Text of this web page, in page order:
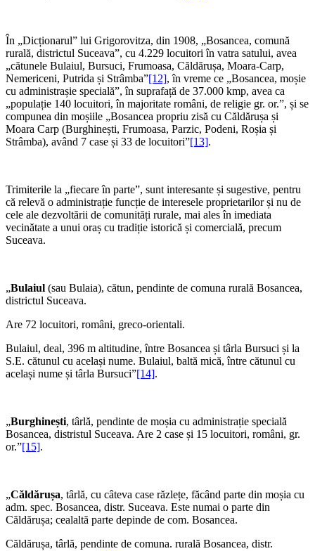
În „Dicționarul” lui Grigorovitza, din 1908, „Bosancea, comună
rurală, districtul Suceava”, cu 4.229 locuitori în vatra satului, avea
„cătunele Bulaiul, Bursuci, Frumoasa, Căldărușa, Moara-Carp,
Nemericeni, Putrida și Strâmba”[12], în vreme ce „Bosancea, moșie
cu administrașie specială”, în suprafață de 37.000 kmp, avea ca
„populație 140 locuitori, în majoritate români, de religie gr. or.”, și se
compunea din moșiile „Bosancea propriu zisă cu Căldărușa și
Moara Carp (Burghinești, Frumoasa, Parzic, Podeni, Roșia și
Strâmba), având 7 case și 33 de locuitori”[13].
Trimiterile la „fiecare în parte”, sunt interesante și sugestive, pentru
că relevă o administrație funcție de interesele proprietarilor și nu de
cele ale dezvoltării de comunități rurale, mai ales în imediata
vecinătate a unui oraș cu tradiție istorică și comercială, precum
Suceava.
„Bulaiul (sau Bulaia), cătun, pendinte de comuna rurală Bosancea,
districtul Suceava.
Are 72 locuitori, români, greco-orientali.
Bulaiul, deal, 396 m altitudine, între Bosancea și târla Bursuci și la
S.E. cătunul cu același nume. Bulaiul, baltă mică, între cătunul cu
același nume și târla Bursuci”[14].
„Burghinești, târlă, pendinte de moșia cu administrație specială
Bosancea, distristul Suceava. Are 2 case și 15 locuitori, români, gr.
or.”[15].
„Căldărușa, târlă, cu câteva case răzlețe, făcând parte din moșia cu
adm. spec. Bosancea, distr. Suceava. Este numai o parte din
Căldărușa; cealaltă parte depinde de com. Bosancea.
Căldărușa, târlă, pendinte de comuna. rurală Bosancea, distr.